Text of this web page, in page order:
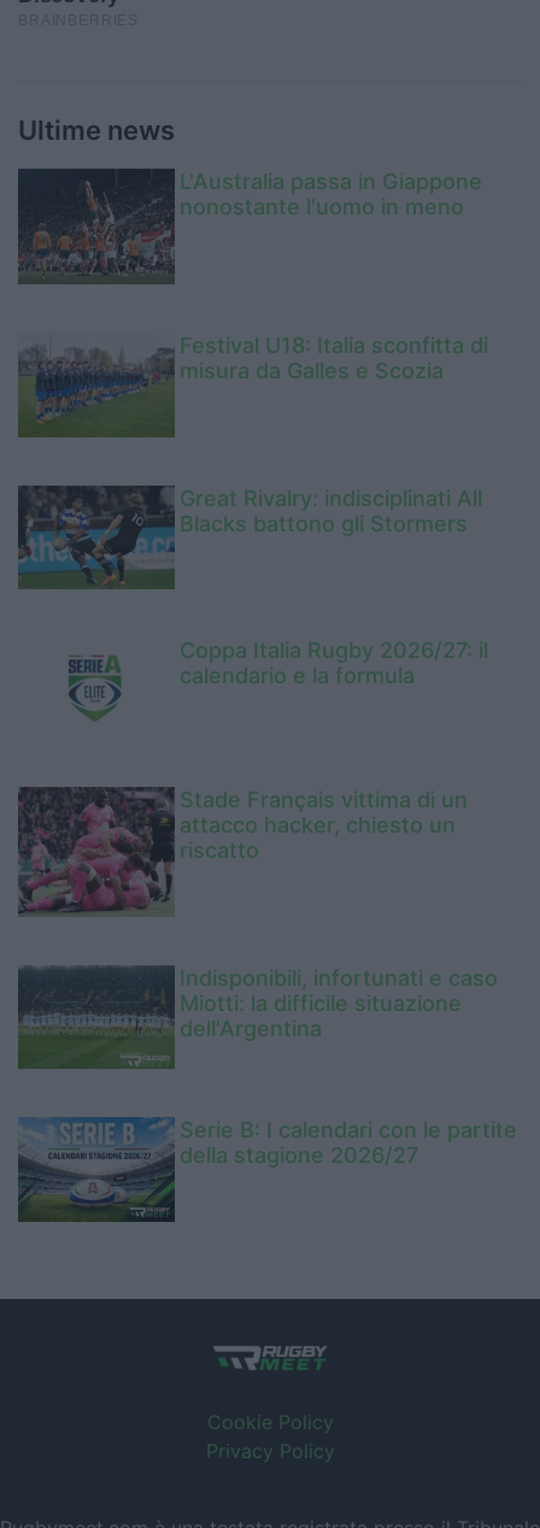
Ultime news
L'Australia passa in Giappone
nonostante l'uomo in meno
Festival U18: Italia sconfitta di
misura da Galles e Scozia
Great Rivalry: indisciplinati All
Blacks battono gli Stormers
Coppa Italia Rugby 2026/27: il
calendario e la formula
Stade Français vittima di un
attacco hacker, chiesto un
riscatto
Indisponibili, infortunati e caso
Miotti: la difficile situazione
dell'Argentina
Serie B: I calendari con le partite
della stagione 2026/27
Cookie Policy
Privacy Policy